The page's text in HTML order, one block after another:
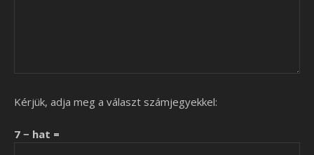
Kérjük, adja meg a választ számjegyekkel:
7 − hat =